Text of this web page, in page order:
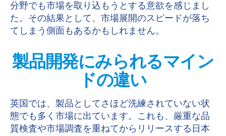
分野でも市場を取り込もうとする意欲を感じまし
た。その結果として、市場展開のスピードが落ち
てしまう側面もあるかもしれません。
製品開発にみられるマイン
ドの違い
英国では、製品としてさほど洗練されていない状
態でも多く市場に出ています。これも、厳重な品
質検査や市場調査を重ねてからリリースする日本